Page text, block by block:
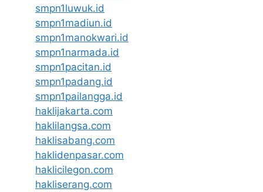
smpn1luwuk.id
smpn1madiun.id
smpn1manokwari.id
smpn1narmada.id
smpn1pacitan.id
smpn1padang.id
smpn1pailangga.id
haklijakarta.com
haklilangsa.com
haklisabang.com
haklidenpasar.com
haklicilegon.com
hakliserang.com